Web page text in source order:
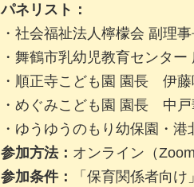
パネリスト：
・社会福祉法人檸檬会 副理
・舞鶴市乳幼児教育センタ
・順正寺こども園 園長 伊藤
・めぐみこども園 園長 中戸
・ゆうゆうのもり幼保園・
参加方法： オンライン（
参加条件：
「保育関係者向